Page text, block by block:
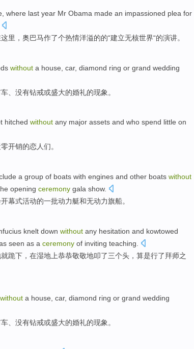
where last year Mr Obama made an impassioned plea for
里 ， 奥巴马作了个热情洋溢的的“建立无核世界“的演讲。
without a house car, diamond ring or grand wedding
车 、没有钻戒或盛大的婚礼的现象。
hitched without any major assets and who spend little on
零开销的恋人们。
a group of boats with engines and other boats without
opening ceremony gala show.
开幕式活动的一批动力艇和无动力旗船。
knelt down without any hesitation and kowtowed
seen as a ceremony of inviting teaching.
跪下 ，在湿地 上恭恭敬敬地叩了三个头，算是行了拜师之
without a house car, diamond ring or grand wedding
车 、没有钻戒或盛大的婚礼的现象。